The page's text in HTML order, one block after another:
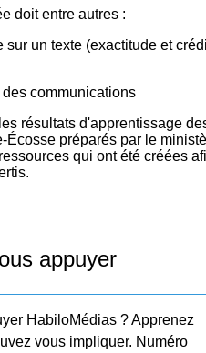
doit entre autres :
sur un texte (exactitude et
communications
résultats d'apprentissage
préparés par le
qui ont été créées
appuyer
HabiloMédias ? Apprenez
vous impliquer. Numéro